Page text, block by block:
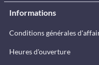
Informations
Conditions générales
Heures d'ouverture